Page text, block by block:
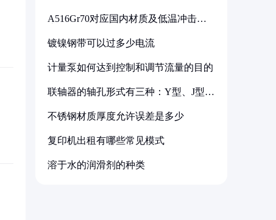
A516Gr70对应国内材质及低温冲击要
镀镍钢带可以过多少电流
计量泵如何达到控制和调节流量的目的
联轴器的轴孔形式有三种：Y型、J型、
不锈钢材质厚度允许误差是多少
复印机出租有哪些常见模式
溶于水的润滑剂的种类